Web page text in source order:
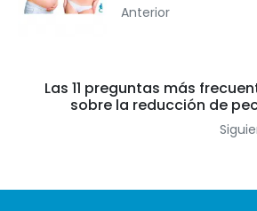
Anterior
Las 11 preguntas más
sobre la reducción de